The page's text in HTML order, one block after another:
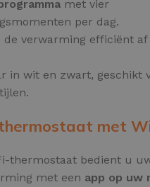
met vier
per dag.
de verwarming efficiënt
in wit en zwart, geschikt
met
thermostaat bedient u
met een app op uw